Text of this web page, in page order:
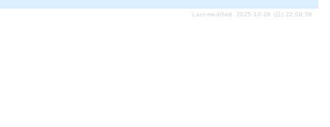
Last-modified: 2025-10-26 (日) 22:08:59